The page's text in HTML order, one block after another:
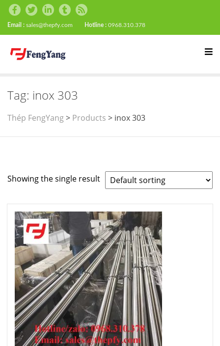
Email : sales@thepfy.com Hotline : 0968.310.378
Tag: inox 303
Thép FengYang> Products > inox 303
Showing the single result